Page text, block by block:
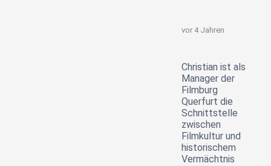
vor 4 Jahren
Christian ist als
Manager der
Filmburg
Querfurt die
Schnittstelle
zwischen
Filmkultur und
historischem
Vermächtnis